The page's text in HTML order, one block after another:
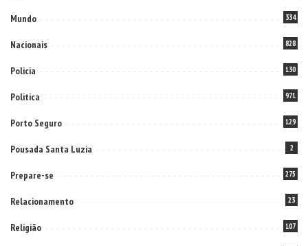
Mundo 334
Nacionais 828
Policia 130
Politica 971
Porto Seguro 129
Pousada Santa Luzia 2
Prepare-se 275
Relacionamento 23
Religião 107